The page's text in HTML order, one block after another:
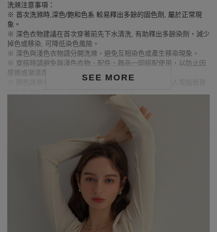
SEE MORE
洗滌注意事項：
※ 首次洗滌時,深色/飽和色系 較易釋出多餘的固色劑, 屬於正常現
象。
※ 深色衣物建議在首次穿著前先下水清洗, 有助釋出多餘染劑，減少
掉色或移染, 可降低染色風險。
※ 深色與淺色衣物請分開洗滌，避免互相染色或產生移染現象。
※ 穿搭時請避免與淺色衣物、配件、飾品一同搭配使用，以防止因
摩擦或潮濕而導致染色。
※ 顏色請參考單品圖片較為接近，但因圖檔顏色會因個人電腦螢幕
腰圍Waist：71cm／臀圍hips：99cm
試穿報告：模特兒穿著XL號
身高176cm／胸圍Bust：84cm
腰圍Waist：63cm／臀圍hips：90cm
試穿報告：模特兒穿著S號